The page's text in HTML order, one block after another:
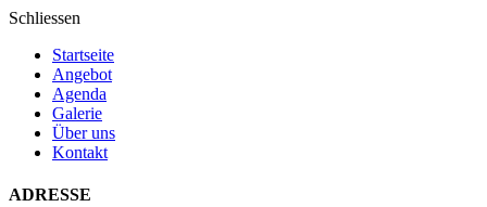
Schliessen
Startseite
Angebot
Agenda
Galerie
Über uns
Kontakt
ADRESSE